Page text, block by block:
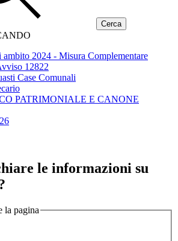
ambito 2024 - Misura Complementare
12822
Case Comunali
PATRIMONIALE E CANONE
le informazioni su
la pagina